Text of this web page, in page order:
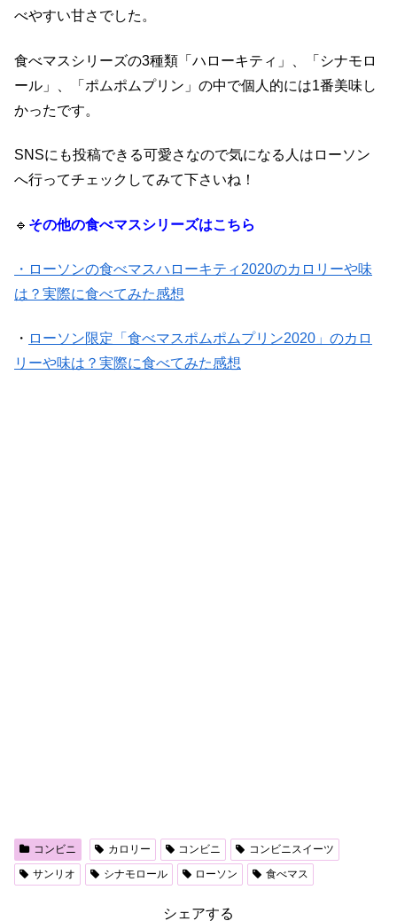
べやすい甘さでした。
食べマスシリーズの3種類「ハローキティ」、「シナモロ
ール」、「ポムポムプリン」の中で個人的には1番美味し
かったです。
SNSにも投稿できる可愛さなので気になる人はローソン
へ行ってチェックしてみて下さいね！
🔹 その他の食べマスシリーズはこちら
・ローソンの食べマスハローキティ2020のカロリーや味
は？実際に食べてみた感想
・ ローソン限定「食べマスポムポムプリン2020」のカロ
リーや味は？実際に食べてみた感想
コンビニ カロリー コンビニ
コンビニスイーツ
サンリオ
シナモロール ローソン 食べマス
シェアする